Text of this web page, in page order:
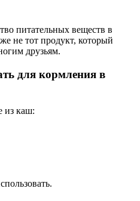
питательных веществ в
не тот продукт, который
друзьям.
для кормления в
из каш: